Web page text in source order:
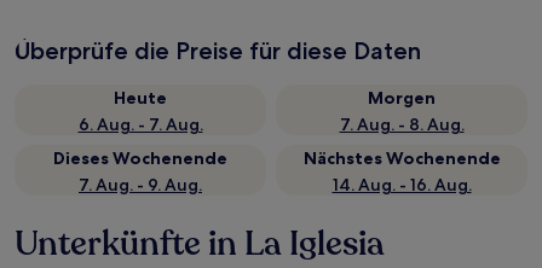
Überprüfe die Preise für diese Daten
Heute
6. Aug. - 7. Aug.
Morgen
7. Aug. - 8. Aug.
Dieses Wochenende
7. Aug. - 9. Aug.
Nächstes Wochenende
14. Aug. - 16. Aug.
Unterkünfte in La Iglesia